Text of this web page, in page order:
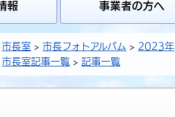
報 事業者の方へ
市長室 市長フォトアルバム 2023年
市長室記事一覧 記事一覧